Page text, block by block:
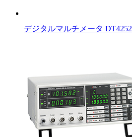
デジタルマルチメータ DT4252